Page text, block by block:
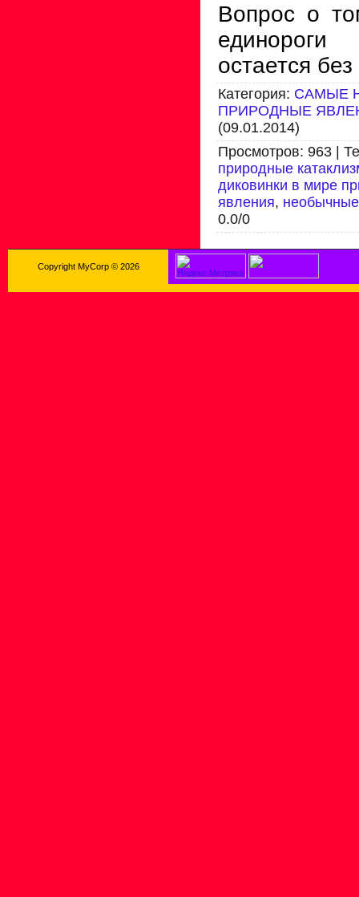
Вопрос о
остается
Категория: САМЫЕ
ПРИРОДНЫЕ
(09.01.2014)
Просмотров: 963 |
природные
диковинки в мире
явления,
0.0/0
Copyright MyCorp © 2026